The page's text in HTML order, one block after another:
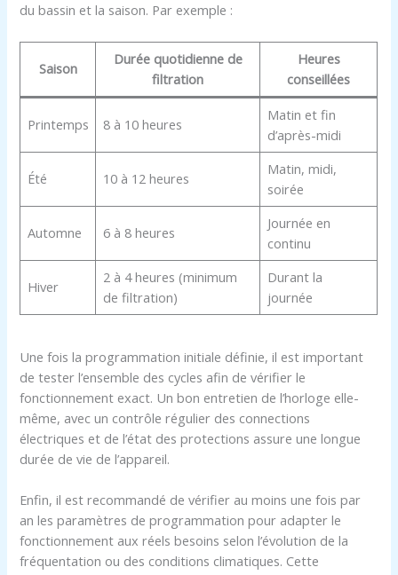
du bassin et la saison. Par exemple :
Saison
Durée quotidienne de
filtration
Heures
conseillées
Printemps 8 à 10 heures
Matin et fin
d’après-midi
Été 10 à 12 heures
Matin, midi,
soirée
Automne 6 à 8 heures
Journée en
continu
Hiver
2 à 4 heures (minimum
de filtration)
Durant la
journée
Une fois la programmation initiale définie, il est important
de tester l’ensemble des cycles afin de vérifier le
fonctionnement exact. Un bon entretien de l’horloge elle-
même, avec un contrôle régulier des connections
électriques et de l’état des protections assure une longue
durée de vie de l’appareil.
Enfin, il est recommandé de vérifier au moins une fois par
an les paramètres de programmation pour adapter le
fonctionnement aux réels besoins selon l’évolution de la
fréquentation ou des conditions climatiques. Cette